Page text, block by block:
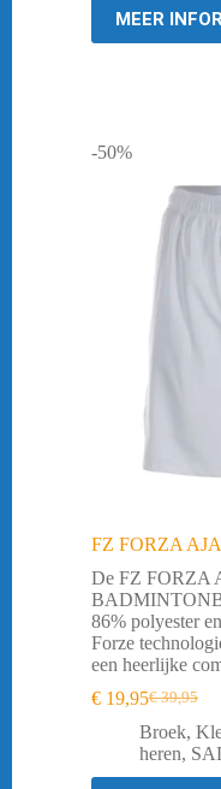
MEER
-50%
FZ FORZA
De FZ FORZA
86% polyester
Forze
een heerlijke
€39,95
prijs
was:
€ 19,95Huidige
prijs
is:
Broek,
heren,